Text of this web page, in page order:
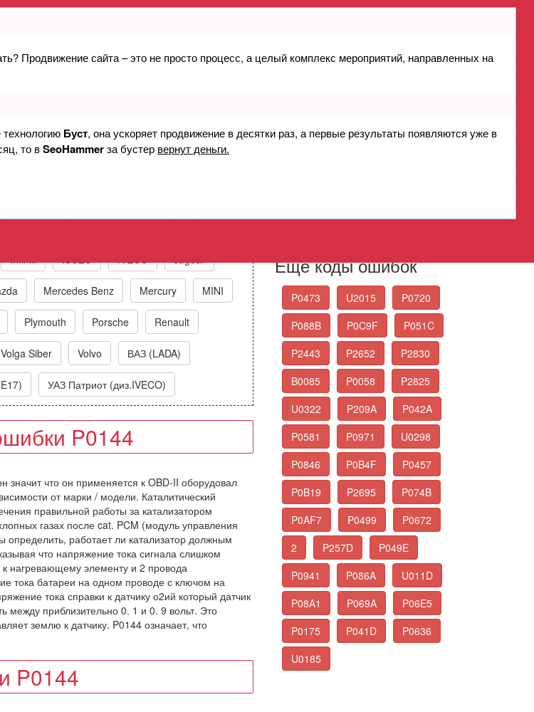
Продвижение сайта – это не просто процесс, а целый комплекс мероприятий, направленных на
Буст, она ускоряет продвижение в десятки раз, а первые результаты появляются уже в
то вSeoHammerза бустер вернут деньги.
датчик 3, банк 1 - высокое напряжение
Infiniti ISUZU IVECO Jaguar
Mercedes Benz Mercury MINI
Plymouth Porsche Renault
Volga Siber Volvo ВАЗ (LADA)
УАЗ Патриот (диз.IVECO)
P0144
значит что он применяется к OBD-II оборудовал
от марки / модели. Каталитический
правильной работы за катализатором
газах после cat. PCM (модуль управления
определить, работает ли катализатор должным
что напряжение тока сигнала слишком
нагревающему элементу и 2 провода
тока батареи на одном проводе с ключом на
тока справки к датчику о2ий который датчик
между приблизительно 0. 1 и 0. 9 вольт. Это
землю к датчику. P0144 означает, что
P0144
Еще коды ошибок
P0473 U2015
P0720
P088B
P0C9F
P051C
P2443
P2652
P2830
B0085
P0058
P2825
U0322
P209A
P042A
P0581
P0971
U0298
P0846
P0B4F
P0457
P0B19
P2695
P074B
P0AF7
P0499
P0672
2
P257D
P049E
P0941
P086A
U011D
P08A1
P069A
P06E5
P0175
P041D
P0636
U0185